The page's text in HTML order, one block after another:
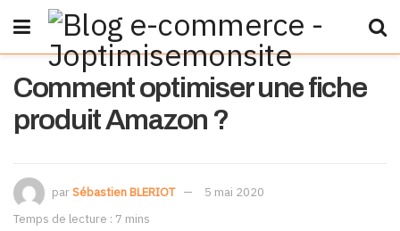
Comment optimiser une fiche
produit Amazon ?
parSébastien BLERIOT
5 mai 2020
Temps de lecture : 7 mins